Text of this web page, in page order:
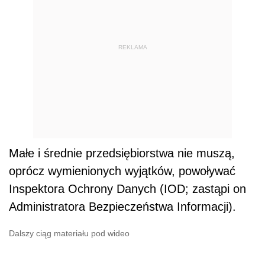
REKLAMA
Małe i średnie przedsiębiorstwa nie muszą,
oprócz wymienionych wyjątków, powoływać
Inspektora Ochrony Danych (IOD; zastąpi on
Administratora Bezpieczeństwa Informacji).
Dalszy ciąg materiału pod wideo